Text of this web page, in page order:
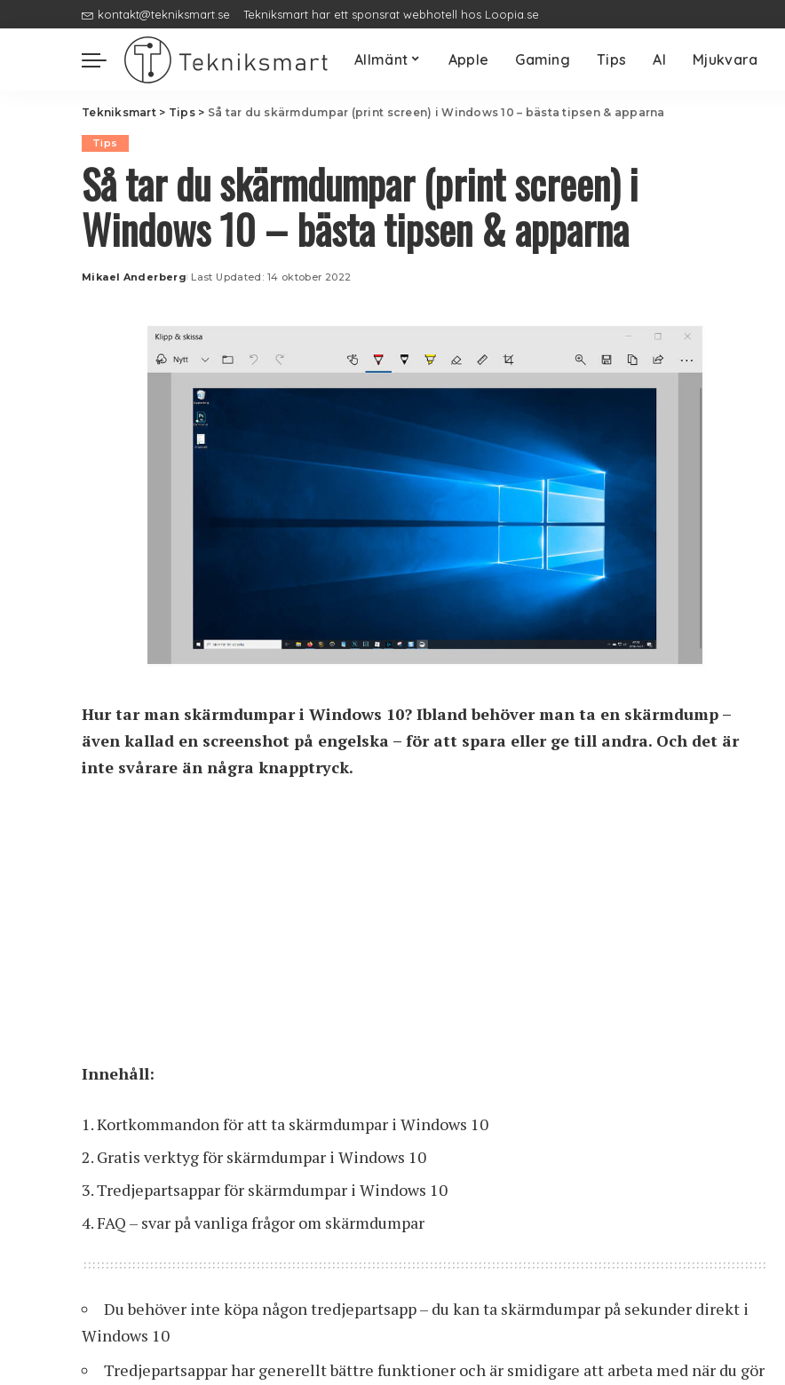
kontakt@tekniksmart.se Tekniksmart har ett sponsrat webhotell hos Loopia.se
Allmänt Apple Gaming Tips AI Mjukvara
Tekniksmart> Tips> Så tar du skärmdumpar (print screen) i Windows 10 – bästa tipsen & apparna
Tips
Så tar du skärmdumpar (print screen) i
Windows 10 – bästa tipsen & apparna
Posted
Mikael Anderberg Last Updated: 14 oktober 2022
Hur tar man skärmdumpar i Windows 10? Ibland behöver man ta en skärmdump –
även kallad en screenshot på engelska – för att spara eller ge till andra. Och det är
inte svårare än några knapptryck.
Innehåll:
Kortkommandon för att ta skärmdumpar i Windows 10
Gratis verktyg för skärmdumpar i Windows 10
Tredjepartsappar för skärmdumpar i Windows 10
FAQ – svar på vanliga frågor om skärmdumpar
Du behöver inte köpa någon tredjepartsapp – du kan ta skärmdumpar på sekunder direkt i
Windows 10
Tredjepartsappar har generellt bättre funktioner och är smidigare att arbeta med när du gör